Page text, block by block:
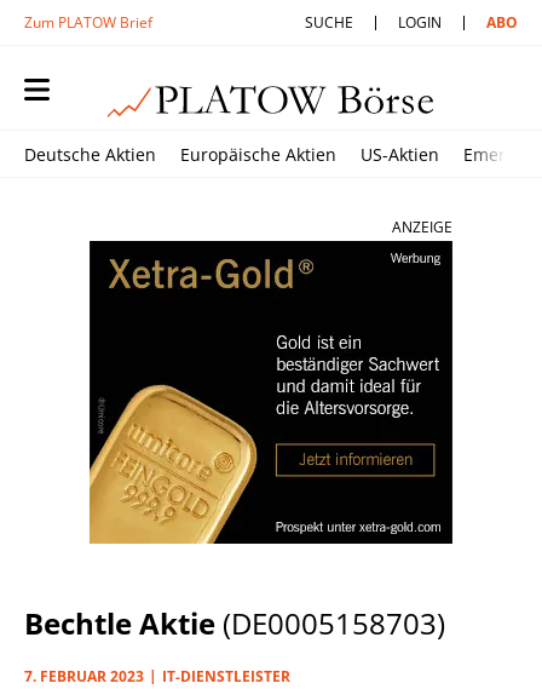
Zum PLATOW Brief SUCHE LOGIN ABO
Deutsche Aktien Europäische Aktien US-Aktien
ANZEIGE
Bechtle Aktie (DE0005158703)
7. FEBRUAR 2023 IT-DIENSTLEISTER